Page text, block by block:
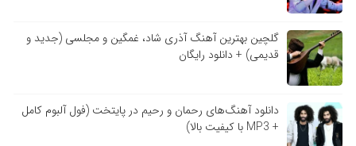
گلچین بهترین آهنگ آذری شاد، غمگین و مجلسی (جدید و
قدیمی) + دانلود رایگان
دانلود آهنگ‌های رحمان و رحیم در پایتخت (فول آلبوم کامل
+ MP3 با کیفیت بالا)